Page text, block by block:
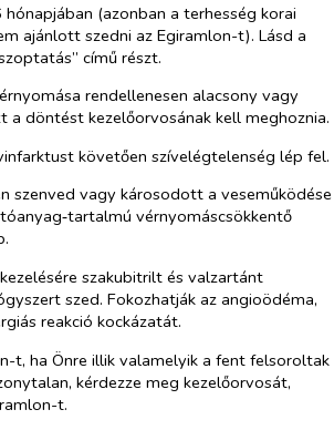
(azonban a terhesség korai
ajánlott szedni az Egiramlon-t). Lásd a
című részt.
rendellenesen alacsony vagy
a döntést kezelőorvosának kell meghoznia.
követően szívelégtelenség lép fel.
szenved vagy károsodott a veseműködése
vérnyomáscsökkentő
szakubitrilt és valzartánt
szed. Fokozhatják az angioödéma,
reakció kockázatát.
t, ha Önre illik valamelyik a fent felsoroltak
kérdezze meg kezelőorvosát,
t.